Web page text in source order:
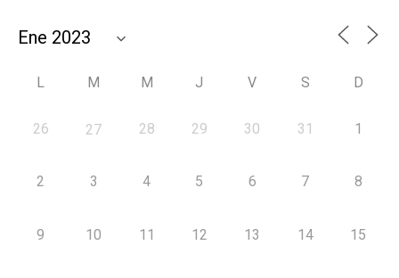
L M M J V S D
26 27 28 29 30 31 1
2 3 4 5 6 7 8
9 10 11 12 13 14 15